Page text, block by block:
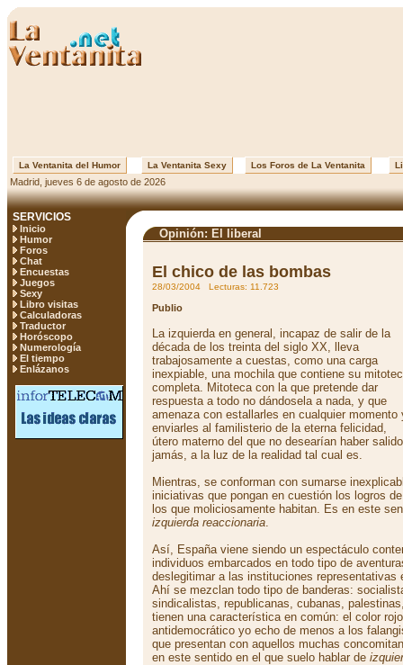
La Ventanita del Humor La Ventanita Sexy Los Foros de La Ventanita
Madrid, jueves 6 de agosto de 2026
SERVICIOS
Inicio
Humor
Foros
Chat
Encuestas
Juegos
Sexy
Libro visitas
Calculadoras
Traductor
Horóscopo
Numerología
El tiempo
Enlázanos
Opinión: El liberal
El chico de las bombas
28/03/2004 Lecturas: 11.723
Publio
La izquierda en general, incapaz de salir de la
década de los treinta del siglo XX, lleva
trabajosamente a cuestas, como una carga
inexpiable, una mochila que contiene su
completa. Mitoteca con la que pretende dar
respuesta a todo no dándosela a nada, y que
amenaza con estallarles en cualquier momento
enviarles al familisterio de la eterna felicidad,
útero materno del que no desearían haber salido
jamás, a la luz de la realidad tal cual es.
Mientras, se conforman con sumarse
iniciativas que pongan en cuestión los logros
los que moliciosamente habitan. Es en este
izquierda reaccionaria.
Así, España viene siendo un espectáculo
individuos embarcados en todo tipo de
deslegitimar a las instituciones representativas
Ahí se mezclan todo tipo de banderas:
sindicalistas, republicanas, cubanas,
tienen una característica en común: el color
antidemocrático yo echo de menos a los
que presentan con aquellos muchas
en este sentido en el que suelo hablar de